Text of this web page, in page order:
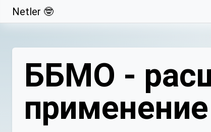
Свернуть
Netler 🤓
ББМО -